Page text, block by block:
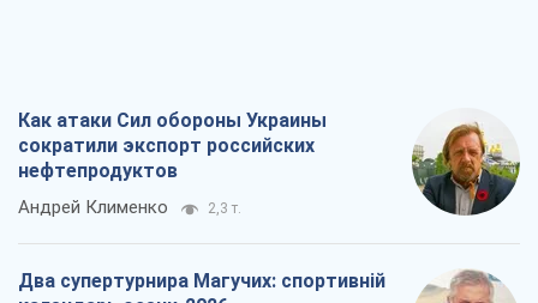
Как атаки Сил обороны Украины
сократили экспорт российских
нефтепродуктов
Андрей Клименко 2,3 т.
Два супертурнира Магучих: спортивній